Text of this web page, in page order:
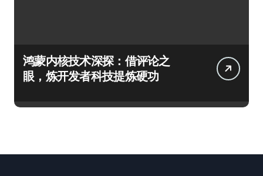
鸿蒙内核技术深探：借评论之
眼，炼开发者科技提炼硬功